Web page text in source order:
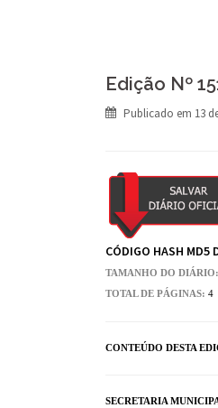
Edição Nº
Publicado em 13
CÓDIGO HASH MD5
TAMANHO DO DIÁRIO:
TOTAL DE PÁGINAS: 4
CONTEÚDO DESTA
SECRETARIA